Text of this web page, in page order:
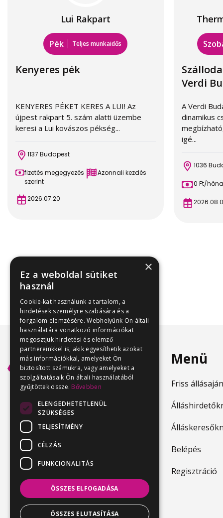
Lui Rakpart
Pék Teljes munkaidős
Kenyeres pék
KENYERES PÉKET KERES A LUI! Az
újpest rakpart 5. szám alatti üzembe
keresi a Lui kovászos pékség...
1137 Budapest
fizetés megegyezés
szerint
Azonnali kezdés
2026.07.20
Verdi
A Verdi
dinamikus
igé...
1036
0 Ft/
Menü
Friss
Belépés
Regisztráció
×
Ez a weboldal sütiket
használ
Cookie-kat használunk a tartalom, a
hirdetések személyre szabására és a
forgalom elemzésére. Webhelyünk Ön általi
használatára vonatkozó információkat
megosztjuk hirdetési és elemző
partnereinkkel is, akik egyesíthetik azokat
más információkkal, amelyeket Ön
biztosított számukra, vagy amelyeket a
szolgáltatásaik Ön általi használatából
gyűjtöttek össze. Bővebben
ELENGEDHETETLENÜL
SZÜKSÉGES
TELJESÍTMÉNY
CÉLZÁS
FUNKCIONALITÁS
ÖSSZES ELFOGADÁSA
ÖSSZES ELUTASÍTÁSA